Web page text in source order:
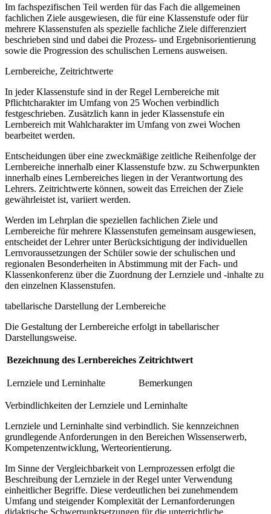
Im fachspezifischen Teil werden für das Fach die allgemeinen
fachlichen Ziele ausgewiesen, die für eine Klassenstufe oder für
mehrere Klassenstufen als spezielle fachliche Ziele differenziert
beschrieben sind und dabei die Prozess- und Ergebnisorientierung
sowie die Progression des schulischen Lernens ausweisen.
Lernbereiche, Zeitrichtwerte
In jeder Klassenstufe sind in der Regel Lernbereiche mit
Pflichtcharakter im Umfang von 25 Wochen verbindlich
festgeschrieben. Zusätzlich kann in jeder Klassenstufe ein
Lernbereich mit Wahlcharakter im Umfang von zwei Wochen
bearbeitet werden.
Entscheidungen über eine zweckmäßige zeitliche Reihenfolge der
Lernbereiche innerhalb einer Klassenstufe bzw. zu Schwerpunkten
innerhalb eines Lernbereiches liegen in der Verantwortung des
Lehrers. Zeitrichtwerte können, soweit das Erreichen der Ziele
gewährleistet ist, variiert werden.
Werden im Lehrplan die speziellen fachlichen Ziele und
Lernbereiche für mehrere Klassenstufen gemeinsam ausgewiesen,
entscheidet der Lehrer unter Berücksichtigung der individuellen
Lernvoraussetzungen der Schüler sowie der schulischen und
regionalen Besonderheiten in Abstimmung mit der Fach- und
Klassenkonferenz über die Zuordnung der Lernziele und -inhalte zu
den einzelnen Klassenstufen.
tabellarische Darstellung der Lernbereiche
Die Gestaltung der Lernbereiche erfolgt in tabellarischer
Darstellungsweise.
Bezeichnung des Lernbereiches Zeitrichtwert
Lernziele und Lerninhalte Bemerkungen
Verbindlichkeiten der Lernziele und Lerninhalte
Lernziele und Lerninhalte sind verbindlich. Sie kennzeichnen
grundlegende Anforderungen in den Bereichen Wissenserwerb,
Kompetenzentwicklung, Werteorientierung.
Im Sinne der Vergleichbarkeit von Lernprozessen erfolgt die
Beschreibung der Lernziele in der Regel unter Verwendung
einheitlicher Begriffe. Diese verdeutlichen bei zunehmendem
Umfang und steigender Komplexität der Lernanforderungen